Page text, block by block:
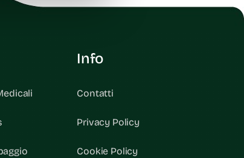
Info
Contatti
Privacy Policy
Cookie Policy